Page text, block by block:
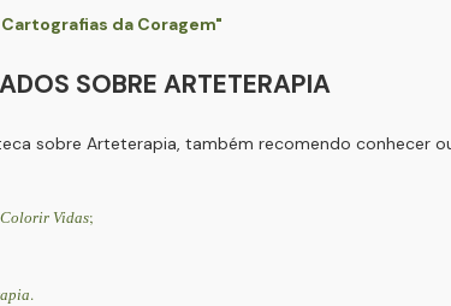
da Coragem"
SOBRE ARTETERAPIA
sobre Arteterapia, também recomendo conhecer
Vidas;
.